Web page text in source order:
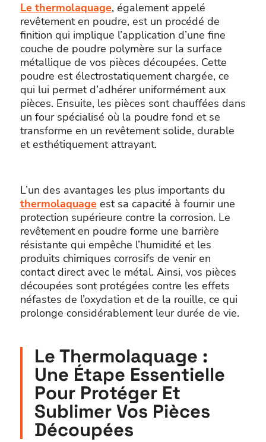
Le thermolaquage, également appelé
revêtement en poudre, est un procédé de
finition qui implique l’application d’une fine
couche de poudre polymère sur la surface
métallique de vos pièces découpées. Cette
poudre est électrostatiquement chargée, ce
qui lui permet d’adhérer uniformément aux
pièces. Ensuite, les pièces sont chauffées dans
un four spécialisé où la poudre fond et se
transforme en un revêtement solide, durable
et esthétiquement attrayant.
L’un des avantages les plus importants du
thermolaquageest sa capacité à fournir une
protection supérieure contre la corrosion. Le
revêtement en poudre forme une barrière
résistante qui empêche l’humidité et les
produits chimiques corrosifs de venir en
contact direct avec le métal. Ainsi, vos pièces
découpées sont protégées contre les effets
néfastes de l’oxydation et de la rouille, ce qui
prolonge considérablement leur durée de vie.
Le Thermolaquage :
Une Étape Essentielle
Pour Protéger Et
Sublimer Vos Pièces
Découpées